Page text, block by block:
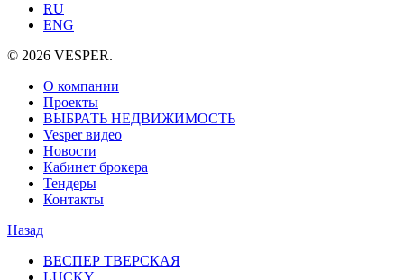
RU
ENG
© 2026 VESPER.
О компании
Проекты
ВЫБРАТЬ НЕДВИЖИМОСТЬ
Vesper видео
Новости
Кабинет брокера
Тендеры
Контакты
Назад
ВЕСПЕР ТВЕРСКАЯ
LUCKY